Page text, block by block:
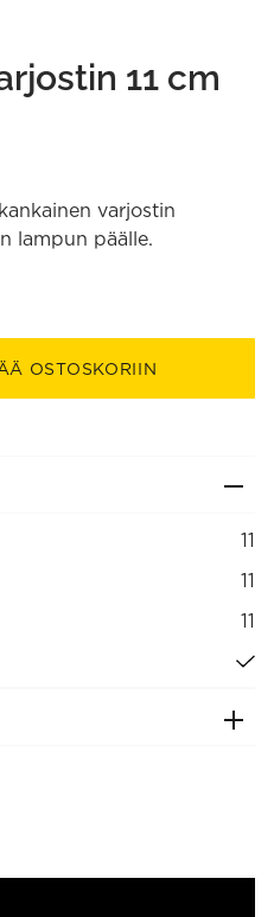
11 cm
varjostin
lampun päälle.
OSTOSKORIIN
11
11
11